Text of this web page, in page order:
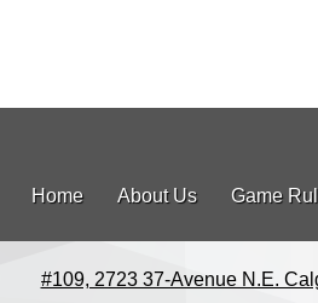
Home About Us Game
#109, 2723 37-Avenue N.E.